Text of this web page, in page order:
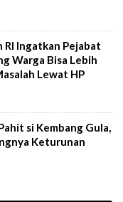
RI Ingatkan Pejabat
Warga Bisa Lebih
Lewat HP
si Kembang Gula,
Keturunan